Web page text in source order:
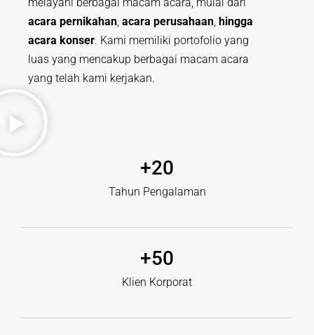
acara pernikahan, acara perusahaan, hingga
acara konser. Kami memiliki portofolio yang
luas yang mencakup berbagai macam acara
yang telah kami kerjakan.
Tahun Pengalaman​
+20
Klien Korporat
+50